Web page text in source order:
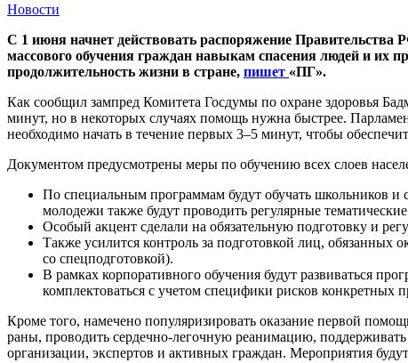
Новости
С 1 июня начнет действовать распоряжение
массового обучения граждан навыкам спасения людей и
продолжительность жизни в стране, пишет «ПГ».
Как сообщил зампред Комитета Госдумы по охране здоровья
минут, но в некоторых случаях помощь нужна быстрее.
необходимо начать в течение первых 3–5 минут, чтобы
Документом предусмотрены меры по обучению всех слоев
По специальным программам будут обучать школьников и
молодежи также будут проводить регулярные
Особый акцент сделали на обязательную подготовку и
Также усилится контроль за подготовкой лиц,
со спецподготовкой).
В рамках корпоративного обучения будут развиваться
комплектоваться с учетом специфики рисков конкретных
Кроме того, намечено популяризировать оказание первой
раны, проводить сердечно-легочную реанимацию,
организации, экспертов и активных граждан. Мероприятия